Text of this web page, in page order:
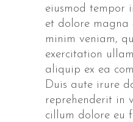
eiusmod tempor
et dolore magna
minim veniam,
exercitation
aliquip ex ea
Duis aute irure
reprehenderit in
cillum dolore eu